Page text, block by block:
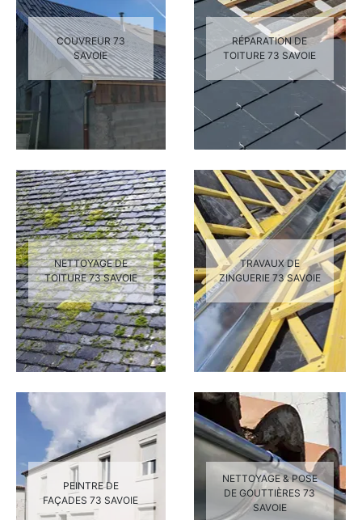
COUVREUR 73
SAVOIE
RÉPARATION DE
TOITURE 73 SAVOIE
NETTOYAGE DE
TOITURE 73 SAVOIE
TRAVAUX DE
ZINGUERIE 73 SAVOIE
PEINTRE DE
FAÇADES 73 SAVOIE
NETTOYAGE & POSE
DE GOUTTIÈRES 73
SAVOIE